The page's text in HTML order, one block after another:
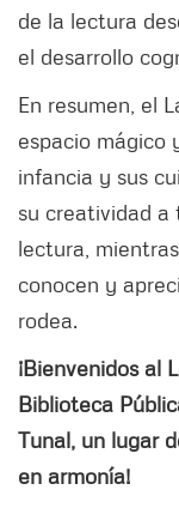
de la lectura
el desarrollo
En resumen, el
espacio mágico
infancia y sus
su creatividad a
lectura,
conocen y
rodea.
¡Bienvenidos al
Biblioteca
Tunal, un lugar
en armonía!